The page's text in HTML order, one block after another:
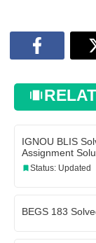
IGNOU BLIS
Assignment
Status: Updated
BEGS 183